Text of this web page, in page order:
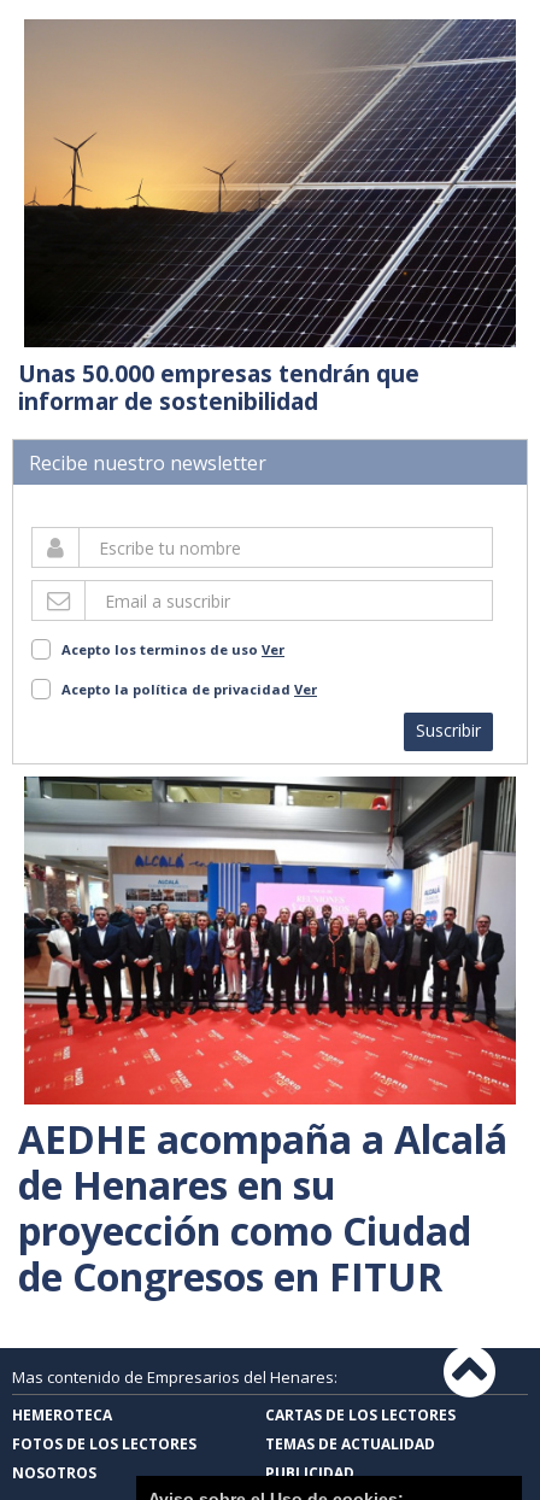
Unas 50.000 empresas tendrán que
informar de sostenibilidad
Recibe nuestro newsletter
Acepto los terminos de uso Ver
Acepto la política de privacidad Ver
Suscribir
AEDHE acompaña a Alcalá
de Henares en su
proyección como Ciudad
de Congresos en FITUR
Mas contenido de Empresarios del Henares:
HEMEROTECA
CARTAS DE LOS LECTORES
FOTOS DE LOS LECTORES
TEMAS DE ACTUALIDAD
NOSOTROS
PUBLICIDAD